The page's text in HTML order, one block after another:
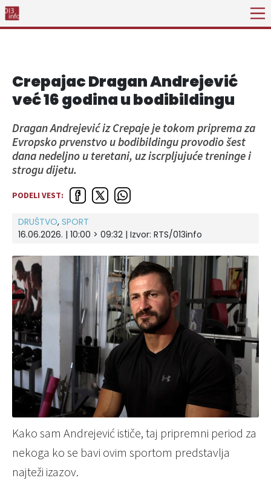
Crepajac Dragan Andrejević
već 16 godina u bodibildingu
Dragan Andrejević iz Crepaje je tokom priprema za
Evropsko prvenstvo u bodibildingu provodio šest
dana nedeljno u teretani, uz iscrpljujuće treninge i
strogu dijetu.
PODELI VEST:
DRUŠTVO, SPORT
16.06.2026. | 10:00 > 09:32 | Izvor: RTS/013info
Kako sam Andrejević ističe, taj pripremni period za
nekoga ko se bavi ovim sportom predstavlja
najteži izazov.